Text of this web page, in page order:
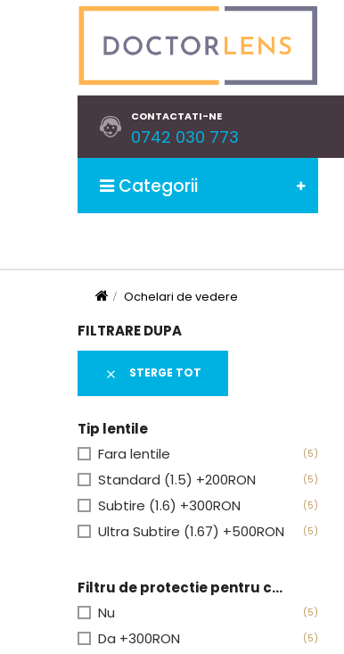
CONTACTATI-NE
0742 030 773
Categorii
Ochelari de vedere
FILTRARE DUPA
 STERGE TOT
Tip lentile
Fara lentile
(5)
Standard (1.5) +200RON (5)
Subtire (1.6) +300RON (5)
Ultra Subtire (1.67) +500RON (5)
Filtru de protectie pentru calculator
Nu
(5)
Da +300RON (5)